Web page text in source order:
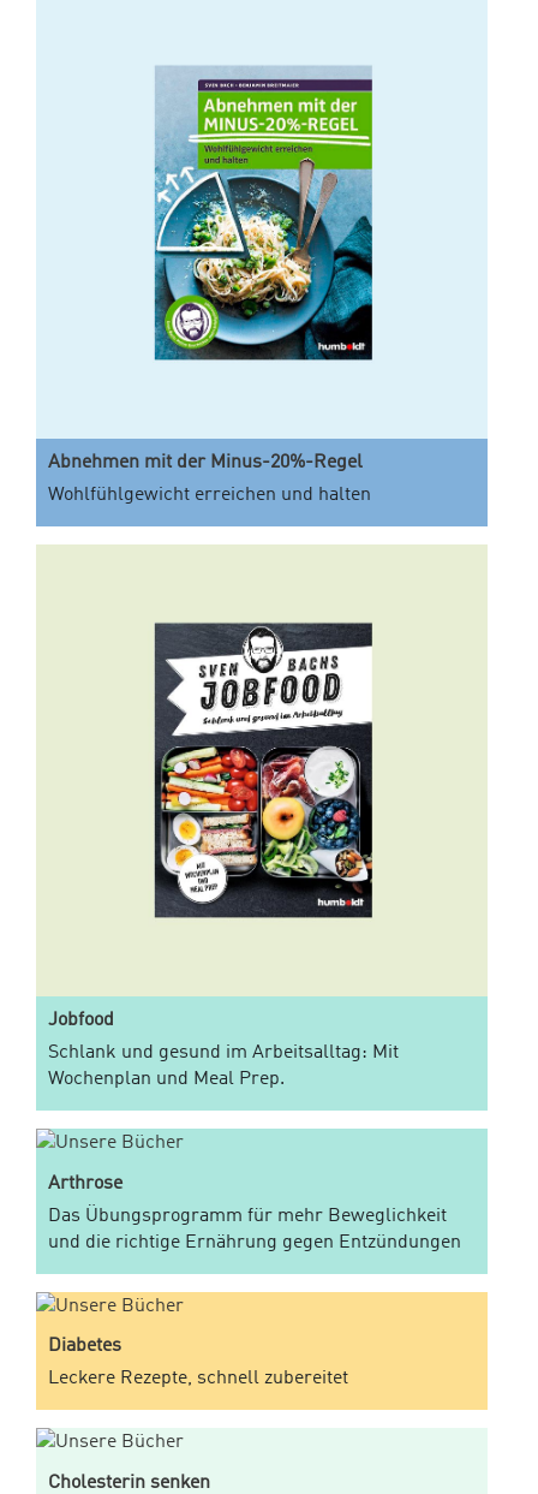
Abnehmen mit der Minus-20%-Regel
Wohlfühlgewicht erreichen und halten
Jobfood
Schlank und gesund im Arbeitsalltag: Mit
Wochenplan und Meal Prep.
Arthrose
Das Übungsprogramm für mehr Beweglichkeit
und die richtige Ernährung gegen Entzündungen
Diabetes
Leckere Rezepte, schnell zubereitet
Cholesterin senken